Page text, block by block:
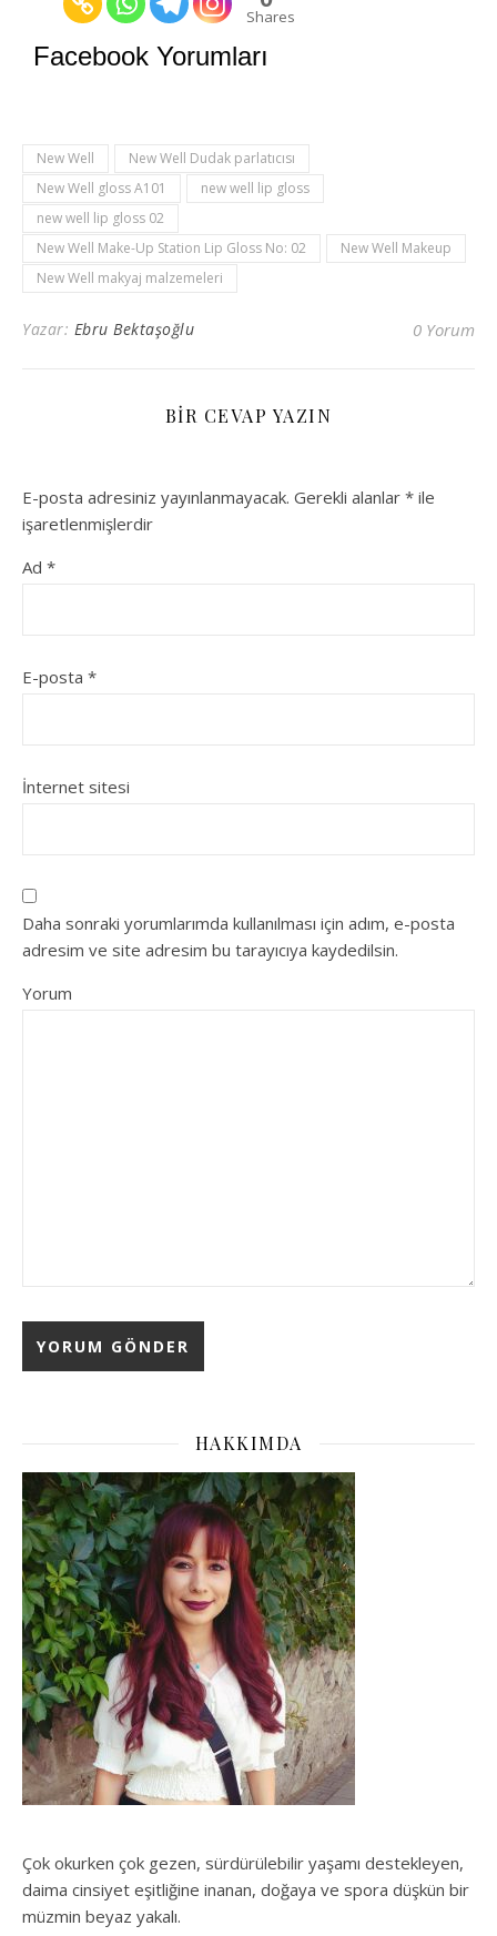
Shares
Facebook Yorumları
New Well
New Well Dudak parlatıcısı
New Well gloss A101
new well lip gloss
new well lip gloss 02
New Well Make-Up Station Lip Gloss No: 02
New Well Makeup
New Well makyaj malzemeleri
Yazar: Ebru Bektaşoğlu 0 Yorum
BIR CEVAP YAZIN
E-posta adresiniz yayınlanmayacak. Gerekli alanlar * ile
işaretlenmişlerdir
Ad *
E-posta *
İnternet sitesi
Daha sonraki yorumlarımda kullanılması için adım, e-posta
adresim ve site adresim bu tarayıcıya kaydedilsin.
Yorum
HAKKIMDA
Çok okurken çok gezen, sürdürülebilir yaşamı destekleyen,
daima cinsiyet eşitliğine inanan, doğaya ve spora düşkün bir
müzmin beyaz yakalı.